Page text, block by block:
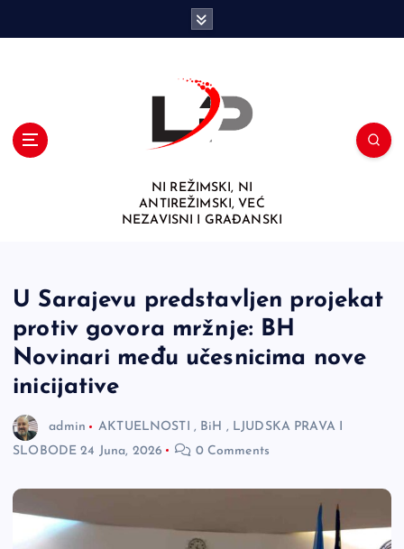
NI REŽIMSKI, NI
ANTIREŽIMSKI, VEĆ
NEZAVISNI I GRAĐANSKI
U Sarajevu predstavljen projekat
protiv govora mržnje: BH
Novinari među učesnicima nove
inicijative
admin AKTUELNOSTI , BiH , LJUDSKA PRAVA I
SLOBODE 24 Juna, 2026 0 Comments